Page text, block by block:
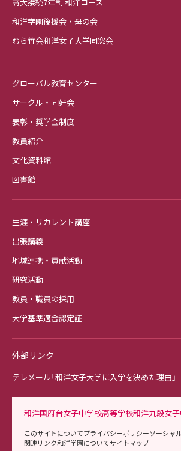
和洋学園後援会・母の会
むら竹会和洋女子大学同窓会
グローバル教育センター
サークル・同好会
表彰・奨学金制度
教員紹介
文化資料館
図書館
生涯・リカレント講座
出張講義
地域連携・貢献活動
研究活動
教員・職員の採用
大学基準適合認定証
外部リンク
テレメール「和洋女子大学に入学を決めた理由」
和洋国府台女子中学校高等学校和洋九段女
このサイトについてプライバシーポリシーソーシャ
関連リンク和洋学園についてサイトマップ